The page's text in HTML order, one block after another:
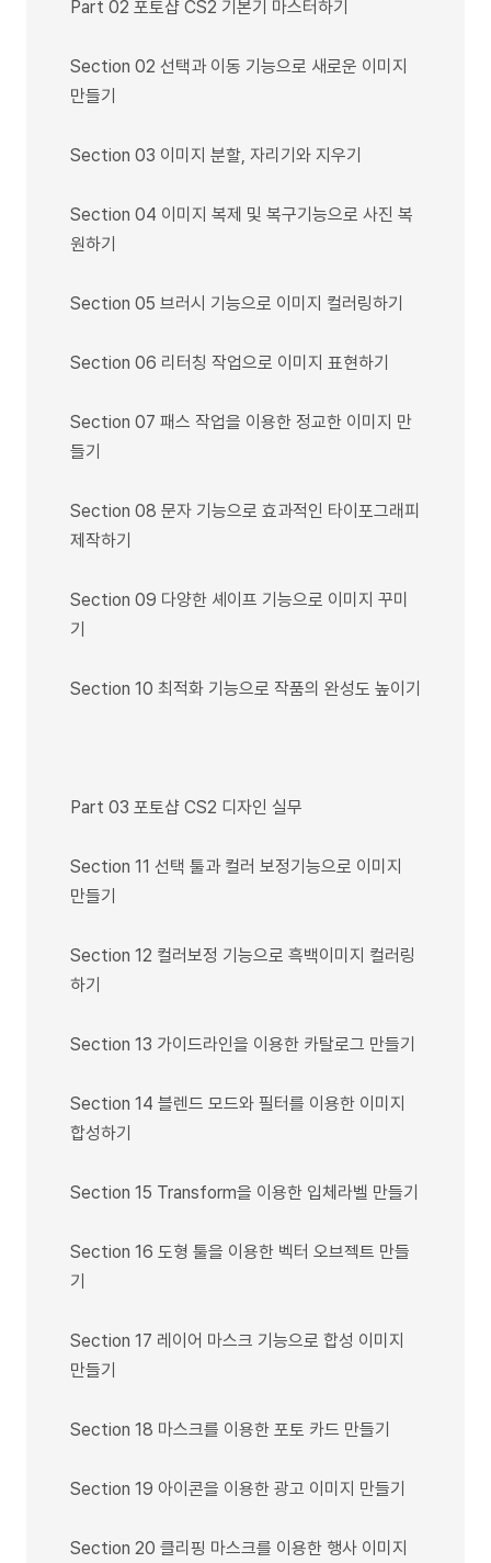
Part 02 포토샵 CS2 기본기 마스터하기
Section 02 선택과 이동 기능으로 새로운 이미지
만들기
Section 03 이미지 분할, 자리기와 지우기
Section 04 이미지 복제 및 복구기능으로 사진 복
원하기
Section 05 브러시 기능으로 이미지 컬러링하기
Section 06 리터칭 작업으로 이미지 표현하기
Section 07 패스 작업을 이용한 정교한 이미지 만
들기
Section 08 문자 기능으로 효과적인 타이포그래피
제작하기
Section 09 다양한 셰이프 기능으로 이미지 꾸미
기
Section 10 최적화 기능으로 작품의 완성도 높이기
Part 03 포토샵 CS2 디자인 실무
Section 11 선택 툴과 컬러 보정기능으로 이미지
만들기
Section 12 컬러보정 기능으로 흑백이미지 컬러링
하기
Section 13 가이드라인을 이용한 카탈로그 만들기
Section 14 블렌드 모드와 필터를 이용한 이미지
합성하기
Section 15 Transform을 이용한 입체라벨 만들기
Section 16 도형 툴을 이용한 벡터 오브젝트 만들
기
Section 17 레이어 마스크 기능으로 합성 이미지
만들기
Section 18 마스크를 이용한 포토 카드 만들기
Section 19 아이콘을 이용한 광고 이미지 만들기
Section 20 클리핑 마스크를 이용한 행사 이미지